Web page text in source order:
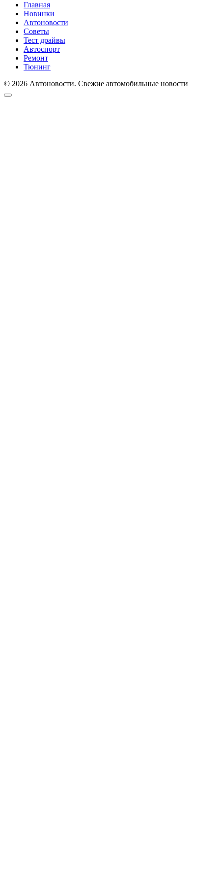
Главная
Новинки
Автоновости
Советы
Тест драйвы
Автоспорт
Ремонт
Тюнинг
© 2026 Автоновости. Свежие автомобильные новости